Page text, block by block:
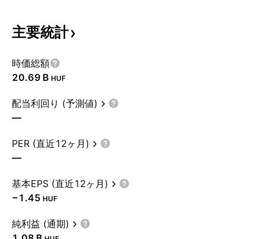
主要統計
時価総額
‪20.69 B‬ HUF
配当利回り (予測値)
—
PER (直近12ヶ月)
—
基本EPS (直近12ヶ月)
−1.45 HUF
純利益 (通期)